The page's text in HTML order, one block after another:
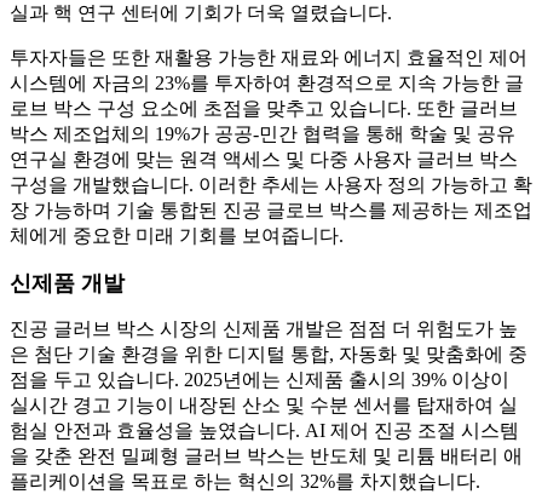
실과 핵 연구 센터에 기회가 더욱 열렸습니다.
투자자들은 또한 재활용 가능한 재료와 에너지 효율적인 제어
시스템에 자금의 23%를 투자하여 환경적으로 지속 가능한 글
로브 박스 구성 요소에 초점을 맞추고 있습니다. 또한 글러브
박스 제조업체의 19%가 공공-민간 협력을 통해 학술 및 공유
연구실 환경에 맞는 원격 액세스 및 다중 사용자 글러브 박스
구성을 개발했습니다. 이러한 추세는 사용자 정의 가능하고 확
장 가능하며 기술 통합된 진공 글로브 박스를 제공하는 제조업
체에게 중요한 미래 기회를 보여줍니다.
신제품 개발
진공 글러브 박스 시장의 신제품 개발은 점점 더 위험도가 높
은 첨단 기술 환경을 위한 디지털 통합, 자동화 및 맞춤화에 중
점을 두고 있습니다. 2025년에는 신제품 출시의 39% 이상이
실시간 경고 기능이 내장된 산소 및 수분 센서를 탑재하여 실
험실 안전과 효율성을 높였습니다. AI 제어 진공 조절 시스템
을 갖춘 완전 밀폐형 글러브 박스는 반도체 및 리튬 배터리 애
플리케이션을 목표로 하는 혁신의 32%를 차지했습니다.